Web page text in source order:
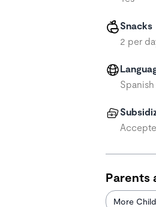
Snacks
2 per
Parents
More